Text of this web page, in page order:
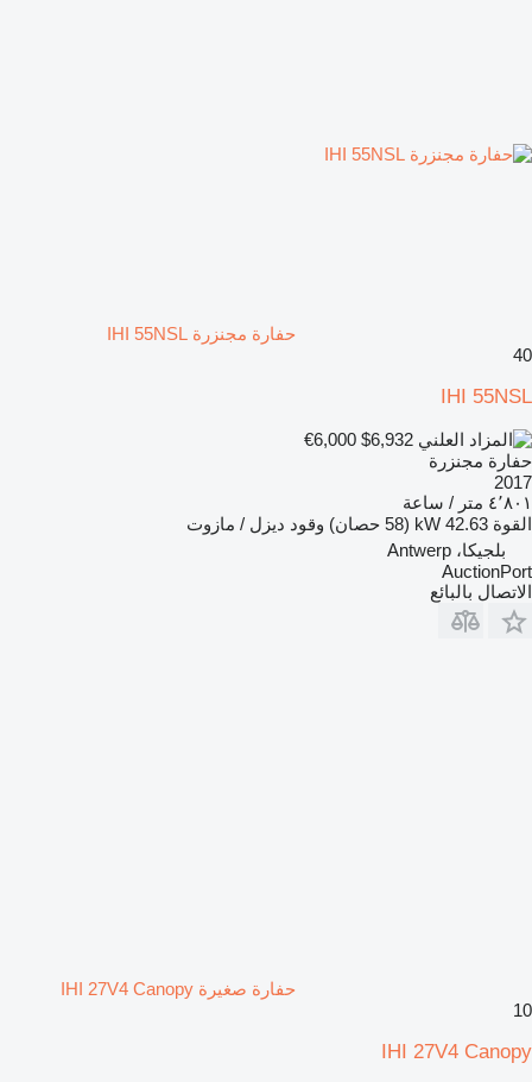
حفارة مجنزرة IHI 55NSL
40
IHI 55NSL
€6,000
حفارة مجنزرة
2017
٤٬٨٠١ متر / ساعة
القوة 42.63 kW (58 حصان) وقود ديزل / مازوت
بلجيكا، Antwerp
AuctionPort
الاتصال بالبائع
حفارة صغيرة IHI 27V4 Canopy
10
IHI 27V4 Canopy